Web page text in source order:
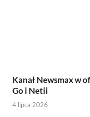
Kanał Newsmax w
Go i Netii
4 lipca 2026